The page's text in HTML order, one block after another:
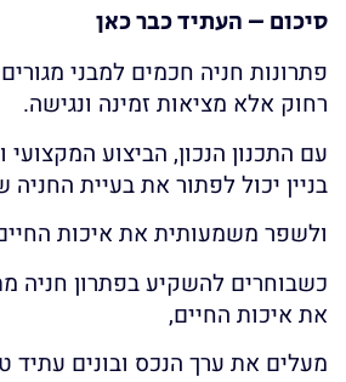
סיכום – העתיד כבר כאן
פתרונות חניה חכמים למבני
רחוק אלא מציאות זמינה ונגישה.
עם התכנון הנכון, הביצוע
בניין יכול לפתור את בעיית החניה
ולשפר משמעותית את איכות
כשבוחרים להשקיע בפתרון חניה
את איכות החיים,
מעלים את ערך הנכס ובונים עתיד